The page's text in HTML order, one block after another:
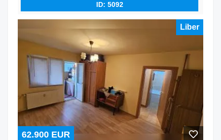
ID: 5092
Liber
62.900 EUR